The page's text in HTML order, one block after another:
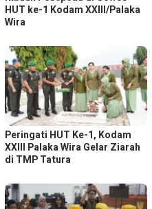
HUT ke-1 Kodam XXIII/Palaka
Wira
Peringati HUT Ke-1, Kodam
XXIII Palaka Wira Gelar Ziarah
di TMP Tatura